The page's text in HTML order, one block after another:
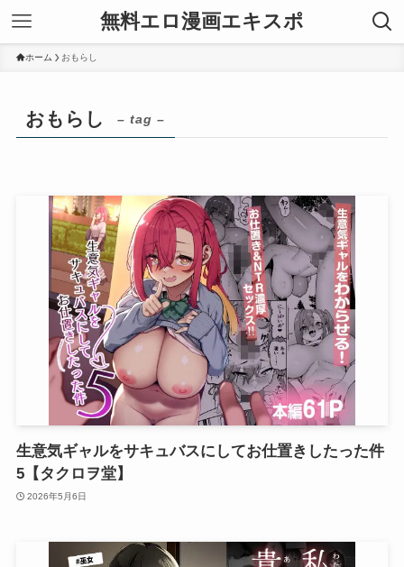
無料エロ漫画エキスポ
ホーム おもらし
おもらし – tag –
生意気ギャルをサキュバスにしてお仕置きしたった件
5【タクロヲ堂】
2026年5月6日